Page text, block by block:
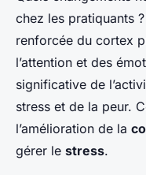
chez les pratiquants
renforcée du cortex
l’attention et des
significative de
stress et de la peur.
l’amélioration de la
gérer le stress.